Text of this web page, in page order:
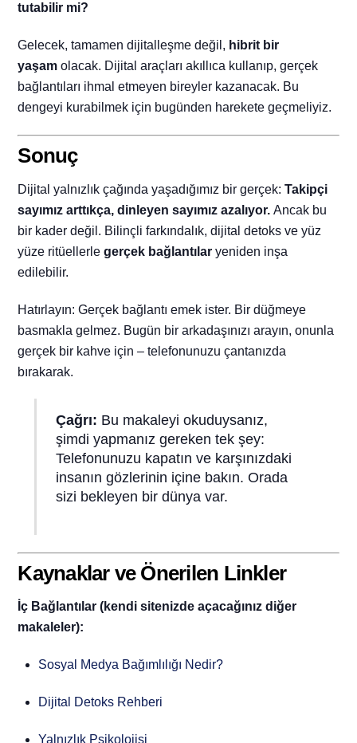
tutabilir mi?
Gelecek, tamamen dijitalleşme değil, hibrit bir
yaşam olacak. Dijital araçları akıllıca kullanıp, gerçek
bağlantıları ihmal etmeyen bireyler kazanacak. Bu
dengeyi kurabilmek için bugünden harekete geçmeliyiz.
Sonuç
Dijital yalnızlık çağında yaşadığımız bir gerçek:Takipçi
sayımız arttıkça, dinleyen sayımız azalıyor. Ancak bu
bir kader değil. Bilinçli farkındalık, dijital detoks ve yüz
yüze ritüellerlegerçek bağlantılar yeniden inşa
edilebilir.
Hatırlayın: Gerçek bağlantı emek ister. Bir düğmeye
basmakla gelmez. Bugün bir arkadaşınızı arayın, onunla
gerçek bir kahve için – telefonunuzu çantanızda
bırakarak.
Çağrı: Bu makaleyi okuduysanız,
şimdi yapmanız gereken tek şey:
Telefonunuzu kapatın ve karşınızdaki
insanın gözlerinin içine bakın. Orada
sizi bekleyen bir dünya var.
Kaynaklar ve Önerilen Linkler
İç Bağlantılar (kendi sitenizde açacağınız diğer
makaleler):
Sosyal Medya Bağımlılığı Nedir?
Dijital Detoks Rehberi
Yalnızlık Psikolojisi